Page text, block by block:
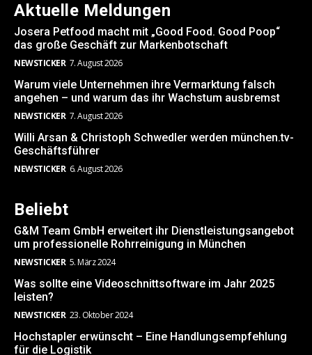
Aktuelle Meldungen
Josera Petfood macht mit „Good Food. Good Poop“
das große Geschäft zur Markenbotschaft
NEWSTICKER 7. August 2026
Warum viele Unternehmen ihre Vermarktung falsch
angehen – und warum das ihr Wachstum ausbremst
NEWSTICKER 7. August 2026
Willi Arsan & Christoph Schwedler werden münchen.tv-
Geschäftsführer
NEWSTICKER 6. August 2026
Beliebt
G&M Team GmbH erweitert ihr Dienstleistungsangebot
um professionelle Rohrreinigung in München
NEWSTICKER 5. März 2024
Was sollte eine Videoschnittsoftware im Jahr 2025
leisten?
NEWSTICKER 23. Oktober 2024
Hochstapler erwünscht – Eine Handlungsempfehlung
für die Logistik